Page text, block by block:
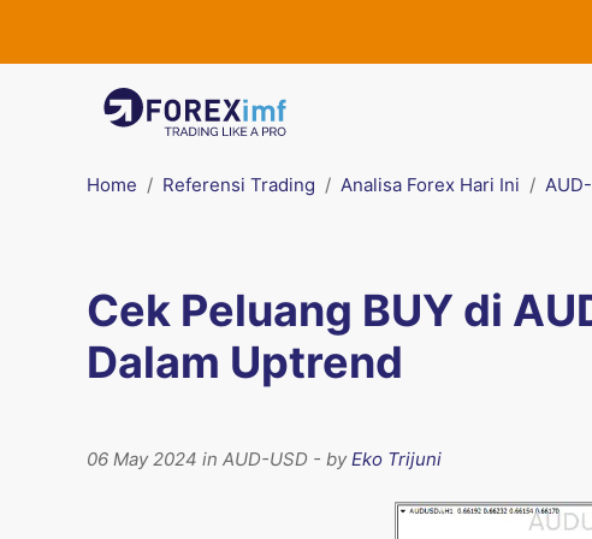
Home Referensi Trading Analisa Forex Hari Ini
Cek Peluang BUY di
Dalam Uptrend
06 May 2024 in AUD-USD - byEko Trijuni